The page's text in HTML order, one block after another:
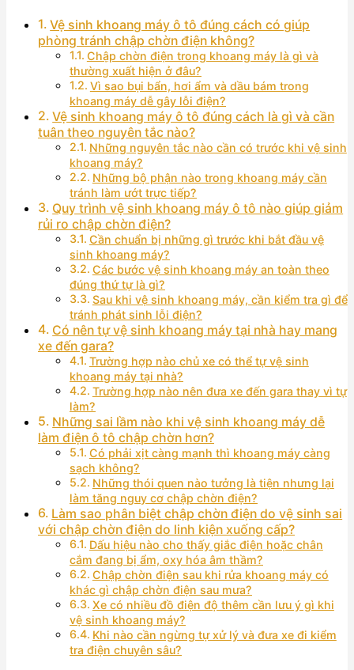
Vệ sinh khoang máy ô tô đúng cách có giúp
phòng tránh chập chờn điện không?
Chập chờn điện trong khoang máy là gì và
thường xuất hiện ở đâu?
Vì sao bụi bẩn, hơi ẩm và dầu bám trong
khoang máy dễ gây lỗi điện?
Vệ sinh khoang máy ô tô đúng cách là gì và cần
tuân theo nguyên tắc nào?
Những nguyên tắc nào cần có trước khi vệ sinh
khoang máy?
Những bộ phận nào trong khoang máy cần
tránh làm ướt trực tiếp?
Quy trình vệ sinh khoang máy ô tô nào giúp giảm
rủi ro chập chờn điện?
Cần chuẩn bị những gì trước khi bắt đầu vệ
sinh khoang máy?
Các bước vệ sinh khoang máy an toàn theo
đúng thứ tự là gì?
Sau khi vệ sinh khoang máy, cần kiểm tra gì để
tránh phát sinh lỗi điện?
Có nên tự vệ sinh khoang máy tại nhà hay mang
xe đến gara?
Trường hợp nào chủ xe có thể tự vệ sinh
khoang máy tại nhà?
Trường hợp nào nên đưa xe đến gara thay vì tự
làm?
Những sai lầm nào khi vệ sinh khoang máy dễ
làm điện ô tô chập chờn hơn?
Có phải xịt càng mạnh thì khoang máy càng
sạch không?
Những thói quen nào tưởng là tiện nhưng lại
làm tăng nguy cơ chập chờn điện?
Làm sao phân biệt chập chờn điện do vệ sinh sai
với chập chờn điện do linh kiện xuống cấp?
Dấu hiệu nào cho thấy giắc điện hoặc chân
cắm đang bị ẩm, oxy hóa âm thầm?
Chập chờn điện sau khi rửa khoang máy có
khác gì chập chờn điện sau mưa?
Xe có nhiều đồ điện độ thêm cần lưu ý gì khi
vệ sinh khoang máy?
Khi nào cần ngừng tự xử lý và đưa xe đi kiểm
tra điện chuyên sâu?